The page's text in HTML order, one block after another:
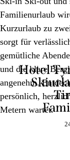
Hotel